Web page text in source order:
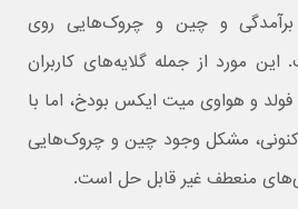
و چین و چروک‌هایی روی
مورد از جمله گلایه‌های کاربران
و هواوی میت ایکس بودخ، اما با
مشکل وجود چین و چروک‌هایی
منعطف غیر قابل حل است.